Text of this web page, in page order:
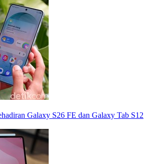
Galaxy S26 FE dan Galaxy Tab S12